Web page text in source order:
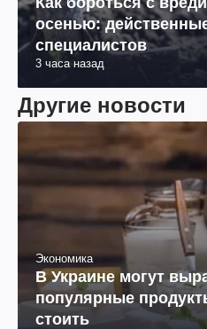
осенью:
специалистов
3 часа назад
Другие новости
Экономика
В Украине могут
популярные
стоить